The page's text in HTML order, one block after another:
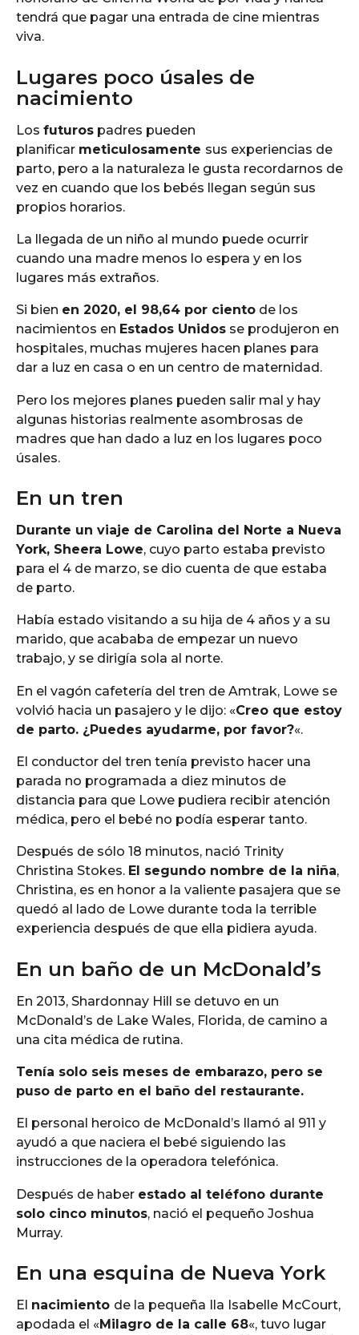
tendrá que pagar una entrada de cine mientras
viva.
Lugares poco úsales de
nacimiento
Los futuros padres pueden
planificar meticulosamente sus experiencias de
parto, pero a la naturaleza le gusta recordarnos de
vez en cuando que los bebés llegan según sus
propios horarios.
La llegada de un niño al mundo puede ocurrir
cuando una madre menos lo espera y en los
lugares más extraños.
Si bien en 2020, el 98,64 por ciento de los
nacimientos en Estados Unidos se produjeron en
hospitales, muchas mujeres hacen planes para
dar a luz en casa o en un centro de maternidad.
Pero los mejores planes pueden salir mal y hay
algunas historias realmente asombrosas de
madres que han dado a luz en los lugares poco
úsales.
En un tren
Durante un viaje de Carolina del Norte a Nueva
York, Sheera Lowe, cuyo parto estaba previsto
para el 4 de marzo, se dio cuenta de que estaba
de parto.
Había estado visitando a su hija de 4 años y a su
marido, que acababa de empezar un nuevo
trabajo, y se dirigía sola al norte.
En el vagón cafetería del tren de Amtrak, Lowe se
volvió hacia un pasajero y le dijo: «Creo que estoy
de parto. ¿Puedes ayudarme, por favor?«.
El conductor del tren tenía previsto hacer una
parada no programada a diez minutos de
distancia para que Lowe pudiera recibir atención
médica, pero el bebé no podía esperar tanto.
Después de sólo 18 minutos, nació Trinity
Christina Stokes. El segundo nombre de la niña,
Christina, es en honor a la valiente pasajera que se
quedó al lado de Lowe durante toda la terrible
experiencia después de que ella pidiera ayuda.
En un baño de un McDonald’s
En 2013, Shardonnay Hill se detuvo en un
McDonald’s de Lake Wales, Florida, de camino a
una cita médica de rutina.
Tenía solo seis meses de embarazo, pero se
puso de parto en el baño del restaurante.
El personal heroico de McDonald’s llamó al 911 y
ayudó a que naciera el bebé siguiendo las
instrucciones de la operadora telefónica.
Después de haber estado al teléfono durante
solo cinco minutos, nació el pequeño Joshua
Murray.
En una esquina de Nueva York
El nacimiento de la pequeña Ila Isabelle McCourt,
apodada el «Milagro de la calle 68«, tuvo lugar